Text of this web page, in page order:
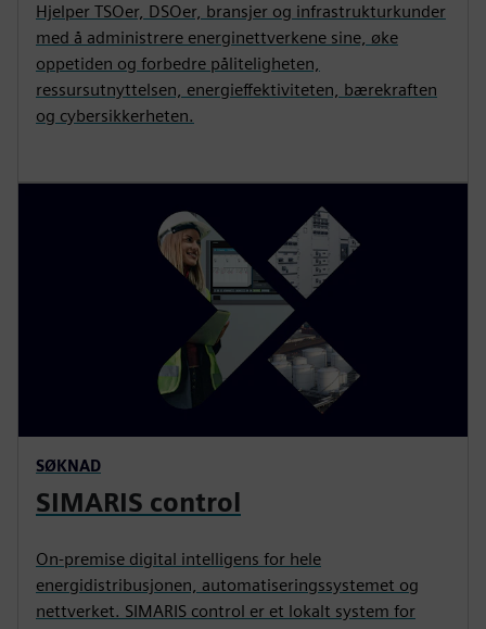
Hjelper TSOer, DSOer, bransjer og infrastrukturkunder
med å administrere energinettverkene sine, øke
oppetiden og forbedre påliteligheten,
ressursutnyttelsen, energieffektiviteten, bærekraften
og cybersikkerheten.
SØKNAD
SIMARIS control
On-premise digital intelligens for hele
energidistribusjonen, automatiseringssystemet og
nettverket. SIMARIS control er et lokalt system for